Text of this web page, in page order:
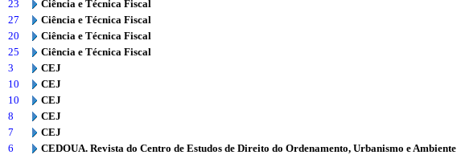
23
Ciência e Técnica Fiscal
27
Ciência e Técnica Fiscal
20
Ciência e Técnica Fiscal
25
Ciência e Técnica Fiscal
3
CEJ
10
CEJ
10
CEJ
8
CEJ
7
CEJ
6
CEDOUA. Revista do Centro de Estudos de Direito do Ordenamento, Urbanismo e Ambiente